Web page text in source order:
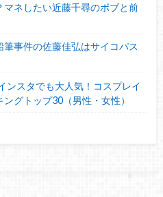
マネしたい近藤千尋のボブと前
筆事件の佐藤佳弘はサイコパス
ンスタでも大人気！コスプレイ
グトップ30（男性・女性）